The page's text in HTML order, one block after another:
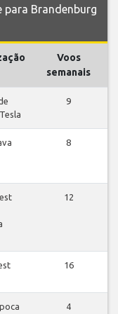
para Brandenburg
Voos
semanais
9
8
12
16
4